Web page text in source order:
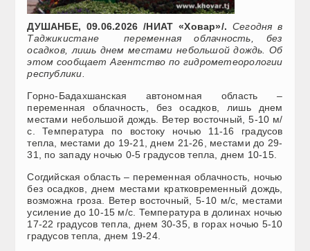
ДУШАНБЕ, 09.06.2026 /НИАТ «Ховар»/. Сегодня в
Таджикистане переменная облачность, без
осадков, лишь днем местами небольшой дождь. Об
этом сообщает Агентство по гидрометеорологии
республики.
Горно-Бадахшанская автономная область –
переменная облачность, без осадков, лишь днем
местами небольшой дождь. Ветер восточный, 5-10 м/
с. Температура по востоку ночью 11-16 градусов
тепла, местами до 19-21, днем 21-26, местами до 29-
31, по западу ночью 0-5 градусов тепла, днем 10-15.
Согдийская область – переменная облачность, ночью
без осадков, днем местами кратковременный дождь,
возможна гроза. Ветер восточный, 5-10 м/с, местами
усиление до 10-15 м/с. Температура в долинах ночью
17-22 градусов тепла, днем 30-35, в горах ночью 5-10
градусов тепла, днем 19-24.